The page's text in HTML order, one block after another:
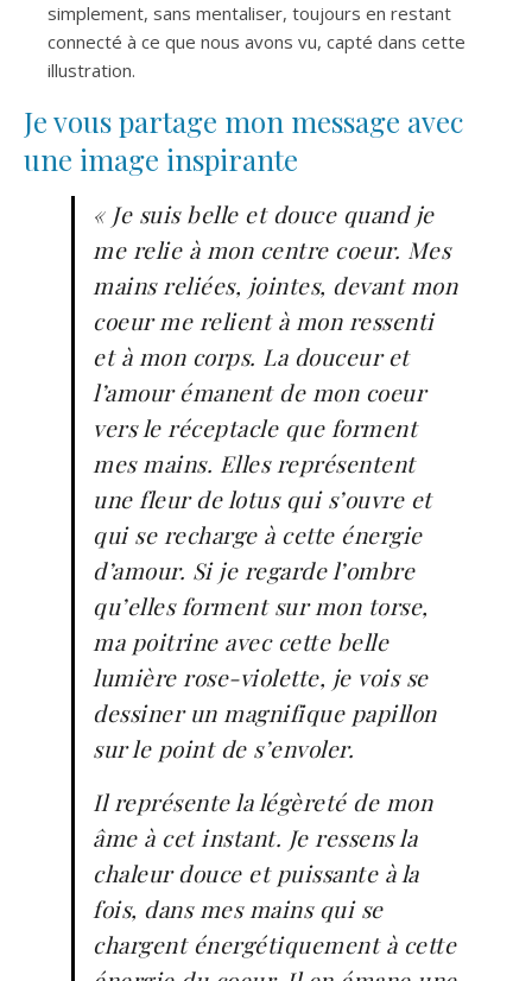
simplement, sans mentaliser, toujours en restant
connecté à ce que nous avons vu, capté dans cette
illustration.
Je vous partage mon message avec
une image inspirante
« Je suis belle et douce quand je
me relie à mon centre coeur. Mes
mains reliées, jointes, devant mon
coeur me relient à mon ressenti
et à mon corps. La douceur et
l’amour émanent de mon coeur
vers le réceptacle que forment
mes mains. Elles représentent
une fleur de lotus qui s’ouvre et
qui se recharge à cette énergie
d’amour. Si je regarde l’ombre
qu’elles forment sur mon torse,
ma poitrine avec cette belle
lumière rose-violette, je vois se
dessiner un magnifique papillon
sur le point de s’envoler.
Il représente la légèreté de mon
âme à cet instant. Je ressens la
chaleur douce et puissante à la
fois, dans mes mains qui se
chargent énergétiquement à cette